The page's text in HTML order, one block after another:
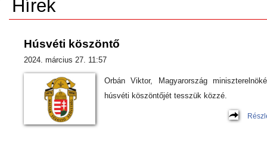
Hírek
Húsvéti köszöntő
2024. március 27. 11:57
Orbán Viktor, Magyarország
húsvéti köszöntőjét tesszük közzé.